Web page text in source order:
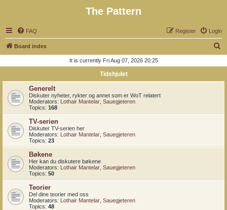
The Pattern
FAQ Login
Register
Board index
r
It is currently Fri Aug 07, 2026 20:25
Tidshjulet
Generelt
Diskuter nyheter, rykter og annet som er WoT relatert
Moderators: Lothair Mantelar Sauegjeteren
Topics: 168
TV-serien
Diskuter TV-serien her
Moderators: Lothair Mantelar Sauegjeteren
Topics: 23
Bøkene
Her kan du diskutere bøkene
Moderators: Lothair Mantelar Sauegjeteren
Topics: 50
Teorier
Del dine teorier med oss
Moderators: Lothair Mantelar Sauegjeteren
Topics: 48